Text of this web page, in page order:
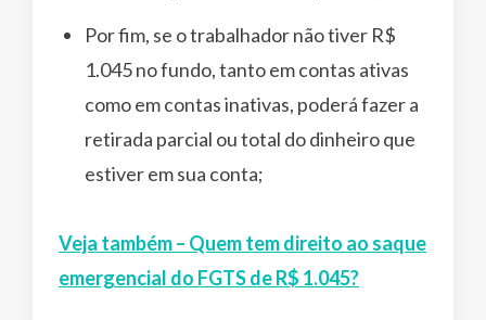
Por fim, se o trabalhador não tiver R$
1.045 no fundo, tanto em contas ativas
como em contas inativas, poderá fazer a
retirada parcial ou total do dinheiro que
estiver em sua conta;
Veja também – Quem tem direito ao saque
emergencial do FGTS de R$ 1.045?